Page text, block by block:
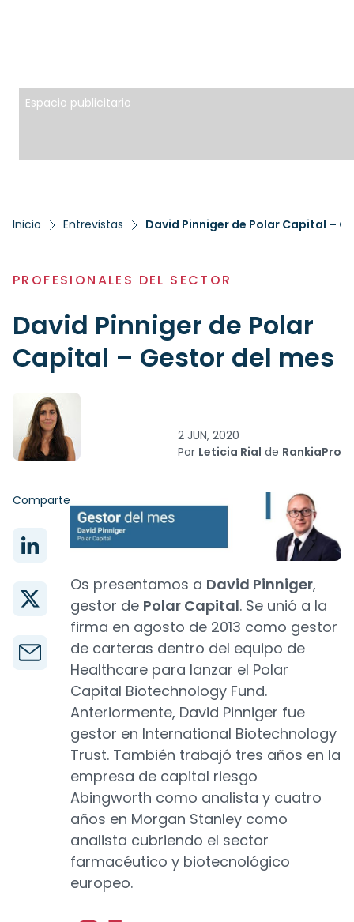
Espacio publicitario
Inicio Entrevistas David Pinniger de Polar Capital –
PROFESIONALES DEL SECTOR
David Pinniger de Polar
Capital – Gestor del mes
2 JUN, 2020
Por Leticia Rial de RankiaPro
Comparte
Os presentamos a David Pinniger,
gestor de Polar Capital. Se unió a la
firma en agosto de 2013 como gestor
de carteras dentro del equipo de
Healthcare para lanzar el Polar
Capital Biotechnology Fund.
Anteriormente, David Pinniger fue
gestor en International Biotechnology
Trust. También trabajó tres años en la
empresa de capital riesgo
Abingworth como analista y cuatro
años en Morgan Stanley como
analista cubriendo el sector
farmacéutico y biotecnológico
europeo.